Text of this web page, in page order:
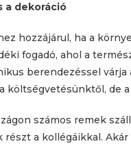
a dekoráció
hozzájárul, ha a
fogadó, ahol a
berendezéssel
költségvetésünktől, de
számos remek
a kollégáikkal.